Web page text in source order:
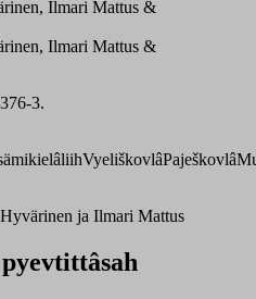
Ilmari Mattus &
Ilmari Mattus &
3.
VyeliškovlâPaješkovlâ
ja Ilmari Mattus